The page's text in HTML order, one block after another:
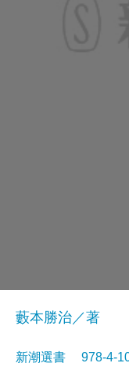
藪本勝治／著
新潮選書 978-4-